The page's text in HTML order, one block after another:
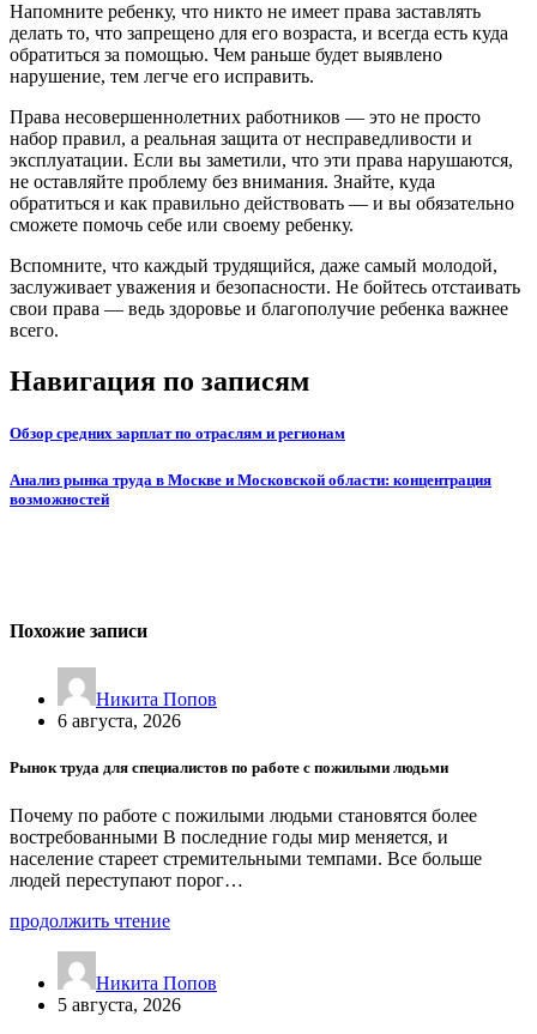
Напомните ребенку, что никто не имеет права заставлять
делать то, что запрещено для его возраста, и всегда есть куда
обратиться за помощью. Чем раньше будет выявлено
нарушение, тем легче его исправить.
Права несовершеннолетних работников — это не просто
набор правил, а реальная защита от несправедливости и
эксплуатации. Если вы заметили, что эти права нарушаются,
не оставляйте проблему без внимания. Знайте, куда
обратиться и как правильно действовать — и вы обязательно
сможете помочь себе или своему ребенку.
Вспомните, что каждый трудящийся, даже самый молодой,
заслуживает уважения и безопасности. Не бойтесь отстаивать
свои права — ведь здоровье и благополучие ребенка важнее
всего.
Навигация по записям
Обзор средних зарплат по отраслям и регионам
Анализ рынка труда в Москве и Московской области: концентрация
возможностей
Похожие записи
Никита Попов
6 августа, 2026
Рынок труда для специалистов по работе с пожилыми людьми
Почему по работе с пожилыми людьми становятся более
востребованными В последние годы мир меняется, и
население стареет стремительными темпами. Все больше
людей переступают порог…
продолжить чтение
Никита Попов
5 августа, 2026